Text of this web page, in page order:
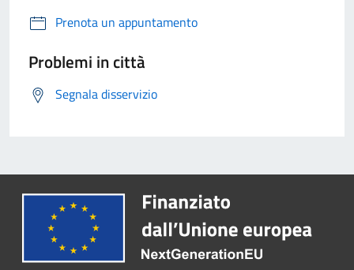
Prenota un appuntamento
Problemi in città
Segnala disservizio